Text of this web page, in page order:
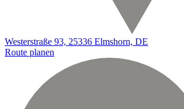
Westerstraße 93, 25336 Elmshorn, DE
Route planen